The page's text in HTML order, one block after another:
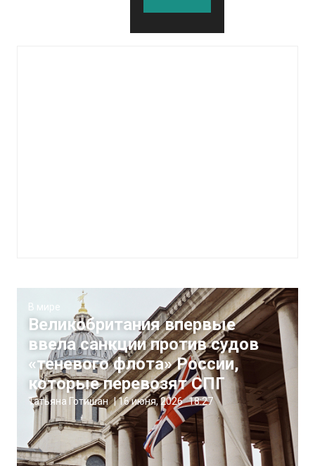
В мире
Великобритания впервые
ввела санкции против судов
«теневого флота» России,
которые перевозят СПГ
Татьяна Готишан |16 июня, 2026 18:27